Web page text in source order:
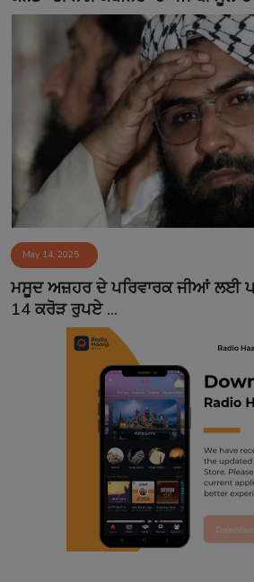
May 14, 2025
ਮਸੂਦ ਅਜ਼ਹਰ ਦੇ ਪਰਿਵਾਰਕ ਜੀਆਂ ਲਈ
14 ਕਰੋੜ ਰੁਪਏ ...